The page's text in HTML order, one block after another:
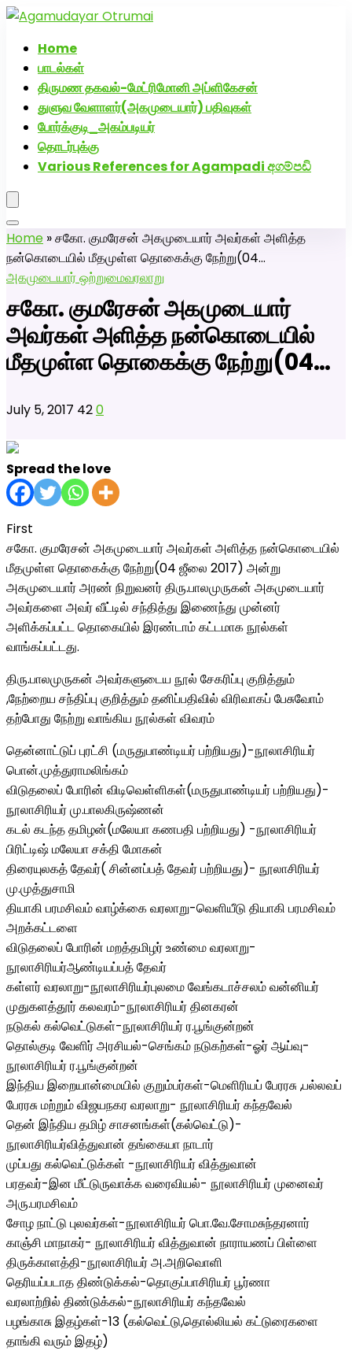
Home
பாடல்கள்
திருமண தகவல்-மேட்ரிமோனி அப்ளிகேசன்
துளுவ வேளாளர்(அகமுடையார்) பதிவுகள்
போர்க்குடி_அகம்படியர்
தொடர்புக்கு
Various References for Agampadi අගම්පඩි
Home »சகோ. குமரேசன் அகமுடையார் அவர்கள் அளித்த
நன்கொடையில் மீதமுள்ள தொகைக்கு நேற்று(04…
அகமுடையார் ஒற்றுமைவரலாறு
சகோ. குமரேசன் அகமுடையார்
அவர்கள் அளித்த நன்கொடையில்
மீதமுள்ள தொகைக்கு நேற்று(04…
July 5, 2017 420
Spread the love
First
சகோ. குமரேசன் அகமுடையார் அவர்கள் அளித்த நன்கொடையில்
மீதமுள்ள தொகைக்கு நேற்று(04 ஜீலை 2017) அன்று
அகமுடையார் அரண் நிறுவனர் திரு.பாலமுருகன் அகமுடையார்
அவர்களை அவர் வீட்டில் சந்தித்து இணைந்து முன்னர்
அளிக்கப்பட்ட தொகையில் இரண்டாம் கட்டமாக நூல்கள்
வாங்கப்பட்டது.
திரு.பாலமுருகன் அவர்களுடைய நூல் சேகரிப்பு குறித்தும்
,நேற்றைய சந்திப்பு குறித்தும் தனிப்பதிவில் விரிவாகப் பேசுவோம்
தற்போது நேற்று வாங்கிய நூல்கள் விவரம்
தென்னாட்டுப் புரட்சி (மருதுபாண்டியர் பற்றியது)-நூலாசிரியர்
பொன்.முத்துராமலிங்கம்
விடுதலைப் போரின் விடிவெள்ளிகள்(மருதுபாண்டியர் பற்றியது)-
நூலாசிரியர் மு.பாலகிருஷ்ணன்
கடல் கடந்த தமிழன்(மலேயா கணபதி பற்றியது) -நூலாசிரியர்
பிரிட்டிஷ் மலேயா சக்தி மோகன்
திரையுலகத் தேவர்( சின்னப்பத் தேவர் பற்றியது)- நூலாசிரியர்
மு.முத்துசாமி
தியாகி பரமசிவம் வாழ்க்கை வரலாறு-வெளியீடு தியாகி பரமசிவம்
அறக்கட்டளை
விடுதலைப் போரின் மறத்தமிழர் உண்மை வரலாறு-
நூலாசிரியர்ஆண்டியப்பத் தேவர்
கள்ளர் வரலாறு-நூலாசிரியர்புலமை வேங்கடாச்சலம் வன்னியர்
முதுகளத்தூர் கலவரம்-நூலாசிரியர் தினகரன்
நடுகல் கல்வெட்டுகள்-நூலாசிரியர் ர.பூங்குன்றன்
தொல்குடி வேளிர் அரசியல்-செங்கம் நடுகற்கள்-ஓர் ஆய்வு-
நூலாசிரியர் ர.பூங்குன்றன்
இந்திய இறையான்மையில் குறும்பர்கள்-மெளிரியப் பேரரசு ,பல்லவப்
பேரரசு மற்றும் விஜயநகர வரலாறு- நூலாசிரியர் கந்தவேல்
தென் இந்திய தமிழ் சாசனங்கள்(கல்வெட்டு)-
நூலாசிரியர்வித்துவான் தங்கையா நாடார்
முப்பது கல்வெட்டுக்கள் -நூலாசிரியர் வித்துவான்
பரதவர்-இன மீட்டுருவாக்க வரைவியல்- நூலாசிரியர் முனைவர்
அரு.பரமசிவம்
சோழ நாட்டு புலவர்கள்-நூலாசிரியர் பொ.வே.சோமசுந்தரனார்
காஞ்சி மாநாகர்- நூலாசிரியர் வித்துவான் நாராயணப் பிள்ளை
திருக்காளத்தி-நூலாசிரியர் அ.அறிவொளி
தெரியப்படாத திண்டுக்கல்-தொகுப்பாசிரியர் பூர்ணா
வரலாற்றில் திண்டுக்கல்-நூலாசிரியர் கந்தவேல்
பழங்காசு இதழ்கள்-13 (கல்வெட்டு,தொல்லியல் கட்டுரைகளை
தாங்கி வரும் இதழ்)
அகமுடையார் திருமண வரன்களுக்கு அகமுடையார்மேட்ரி-